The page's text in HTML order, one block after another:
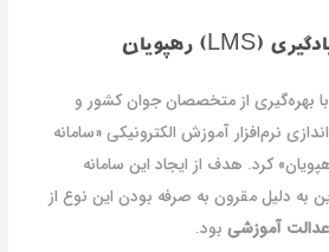
این شرکت از سال ۱۳۹۵ با بهره‌گیری از متخصصان جوان کشور و
نرم‌افزار آموزش الکترونیکی «سامانه
کرد. هدف از ایجاد این سامانه
به دلیل مقرون به صرفه بودن این نوع از
عدالت آموزشی بود.